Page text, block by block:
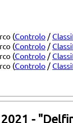
(Controlo /
(Controlo /
(Controlo /
(Controlo /
-